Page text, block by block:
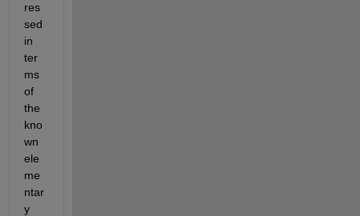
res
sed
in
ter
ms
of
the
kno
wn
ele
me
ntar
y